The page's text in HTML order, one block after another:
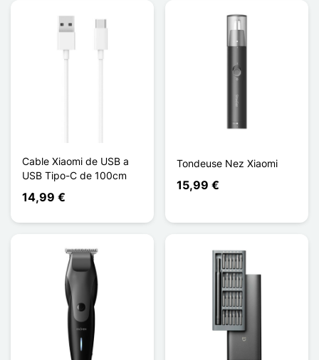
Cable Xiaomi de USB a
USB Tipo-C de 100cm
14,99 €
Tondeuse Nez Xiaomi
15,99 €